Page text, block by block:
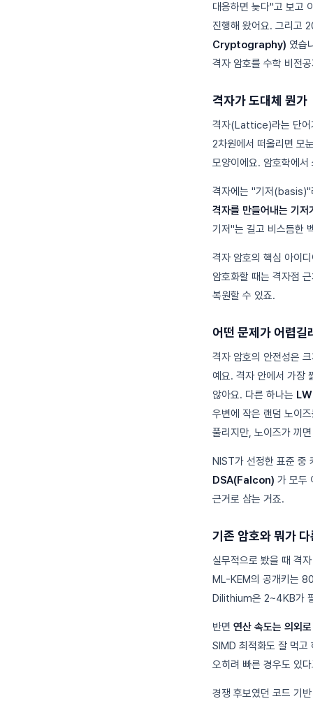
대응하면 늦다"고 보고
진행해 왔어요. 그리고
Cryptography) 였습
격자 암호를 수학 비전
격자가 도대체 뭔가
격자(Lattice)라는 단어
2차원에서 떠올리면 모
모양이에요. 암호학에
격자에는 "기저(basis)"
격자를 만들어내는 기저
기저"는 길고 비스듬한
격자 암호의 핵심 아이
암호화할 때는 격자점
복원할 수 있죠.
어떤 문제가 어렵길
격자 암호의 안전성은
예요. 격자 안에서 가장
않아요. 다른 하나는
우변에 작은 랜덤 노이
풀리지만, 노이즈가 끼
NIST가 선정한 표준 중
DSA(Falcon) 가 모두
근거로 삼는 거죠.
기존 암호와 뭐가
실무적으로 봤을 때 격
ML-KEM의 공개키는
Dilithium은 2~4KB가
반면 연산 속도는 의외
SIMD 최적화도 잘 먹
오히려 빠른 경우도 있
경쟁 후보였던 코드 기